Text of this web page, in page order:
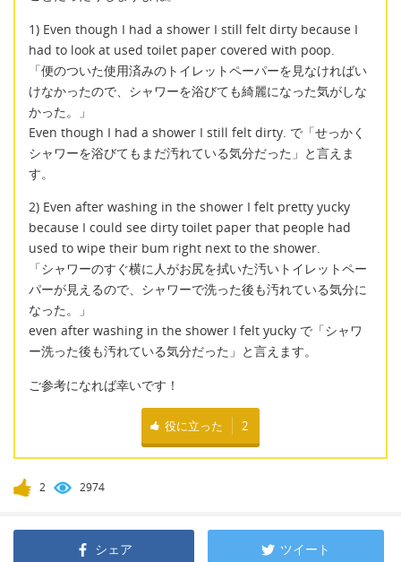
1) Even though I had a shower I still felt dirty because I
had to look at used toilet paper covered with poop.
「便のついた使用済みのトイレットペーパーを見なければい
けなかったので、シャワーを浴びても綺麗になった気がしな
かった。」
Even though I had a shower I still felt dirty. で「せっかく
シャワーを浴びてもまだ汚れている気分だった」と言えま
す。
2) Even after washing in the shower I felt pretty yucky
because I could see dirty toilet paper that people had
used to wipe their bum right next to the shower.
「シャワーのすぐ横に人がお尻を拭いた汚いトイレットペー
パーが見えるので、シャワーで洗った後も汚れている気分に
なった。」
even after washing in the shower I felt yucky で「シャワ
ー洗った後も汚れている気分だった」と言えます。
ご参考になれば幸いです！
役に立った 2
2 2974
シェア ツイート